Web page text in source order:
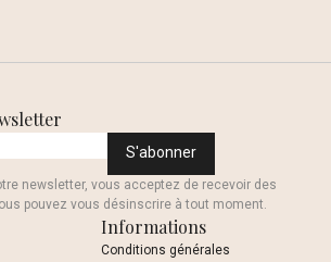
Informations
Conditions générales
S'abonner
newsletter, vous acceptez de recevoir des
pouvez vous désinscrire à tout moment.